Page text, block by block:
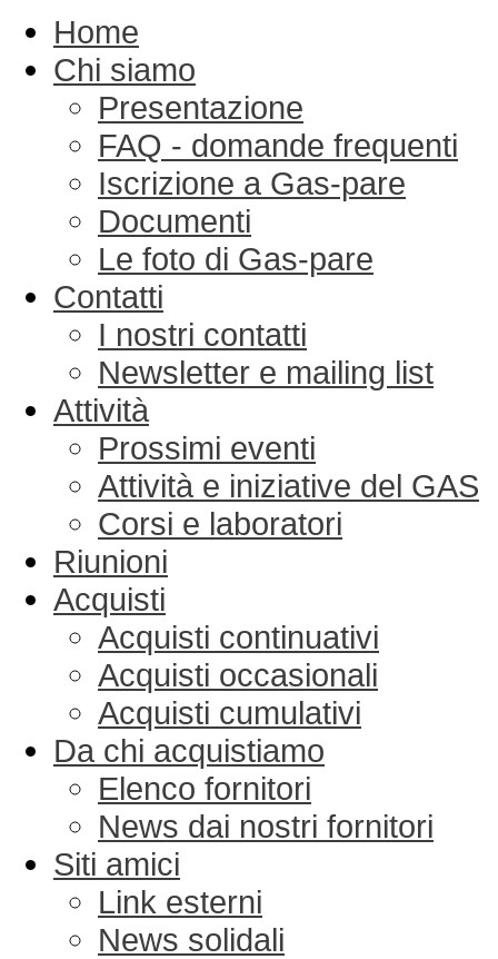
Home
Chi siamo
Presentazione
FAQ - domande frequenti
Iscrizione a Gas-pare
Documenti
Le foto di Gas-pare
Contatti
I nostri contatti
Newsletter e mailing list
Attività
Prossimi eventi
Attività e iniziative del GAS
Corsi e laboratori
Riunioni
Acquisti
Acquisti continuativi
Acquisti occasionali
Acquisti cumulativi
Da chi acquistiamo
Elenco fornitori
News dai nostri fornitori
Siti amici
Link esterni
News solidali